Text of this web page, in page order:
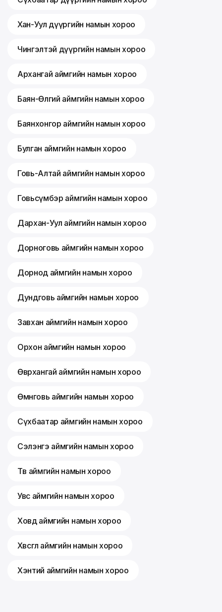
Хан-Уул дүүргийн намын хороо
Чингэлтэй дүүргийн намын хороо
Архангай аймгийн намын хороо
Баян-Өлгий аймгийн намын хороо
Баянхонгор аймгийн намын хороо
Булган аймгийн намын хороо
Говь-Алтай аймгийн намын хороо
Говьсүмбэр аймгийн намын хороо
Дархан-Уул аймгийн намын хороо
Дорноговь аймгийн намын хороо
Дорнод аймгийн намын хороо
Дундговь аймгийн намын хороо
Завхан аймгийн намын хороо
Орхон аймгийн намын хороо
Өвөрхангай аймгийн намын хороо
Өмнөговь аймгийн намын хороо
Сүхбаатар аймгийн намын хороо
Сэлэнгэ аймгийн намын хороо
Төв аймгийн намын хороо
Увс аймгийн намын хороо
Ховд аймгийн намын хороо
Хөвсгөл аймгийн намын хороо
Хэнтий аймгийн намын хороо